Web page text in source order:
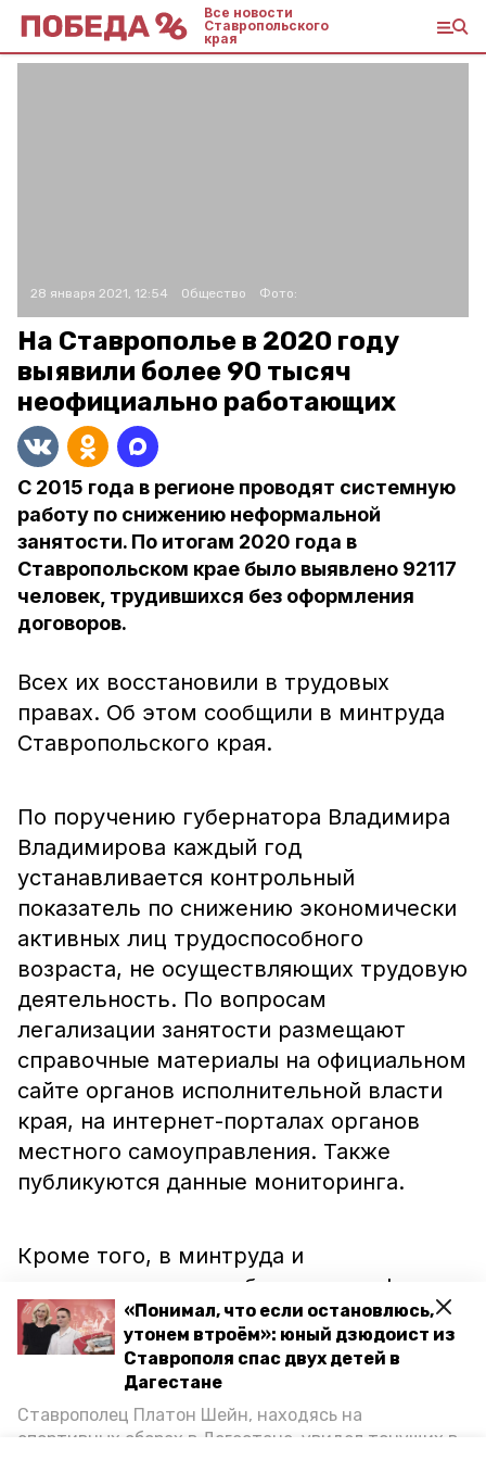
«Понимал, что если остановлюсь,
утонем втроём»: юный дзюдоист из
Ставрополя спас двух детей в
Дагестане
Ставрополец Платон Шейн, находясь на
спортивных сборах в Дегестане, увидел тонущих в
Все новости
Ставропольского
края
28 января 2021, 12:54 Общество Фото:
На Ставрополье в 2020 году
выявили более 90 тысяч
неофициально работающих
С 2015 года в регионе проводят системную
работу по снижению неформальной
занятости. По итогам 2020 года в
Ставропольском крае было выявлено 92117
человек, трудившихся без оформления
договоров.
Всех их восстановили в трудовых
правах. Об этом сообщили в минтруда
Ставропольского края.
По поручению губернатора Владимира
Владимирова каждый год
устанавливается контрольный
показатель по снижению экономически
активных лиц трудоспособного
возраста, не осуществляющих трудовую
деятельность. По вопросам
легализации занятости размещают
справочные материалы на официальном
сайте органов исполнительной власти
края, на интернет-порталах органов
местного самоуправления. Также
публикуются данные мониторинга.
Кроме того, в минтруда и
муниципалитетах работают телефоны
горячей линии по вопросам нарушения
трудовых прав. С начала 2021 года
консультацию получили более двух
тысяч человек. В местных
администрациях, центрах занятости